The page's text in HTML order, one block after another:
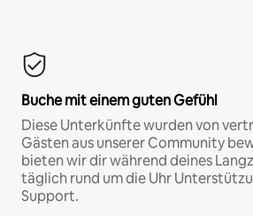
Buche mit einem guten Gefühl
Diese Unterkünfte wurden von
Gästen aus unserer Community
bieten wir dir während deines
täglich rund um die Uhr
Support.